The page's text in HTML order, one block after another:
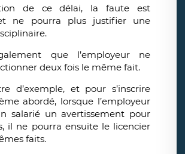
de ce délai, la faute est
ne pourra plus justifier une
que l’employeur ne
deux fois le même fait.
d’exemple, et pour s’inscrire
abordé, lorsque l’employeur
salarié un avertissement pour
il ne pourra ensuite le licencier
faits.